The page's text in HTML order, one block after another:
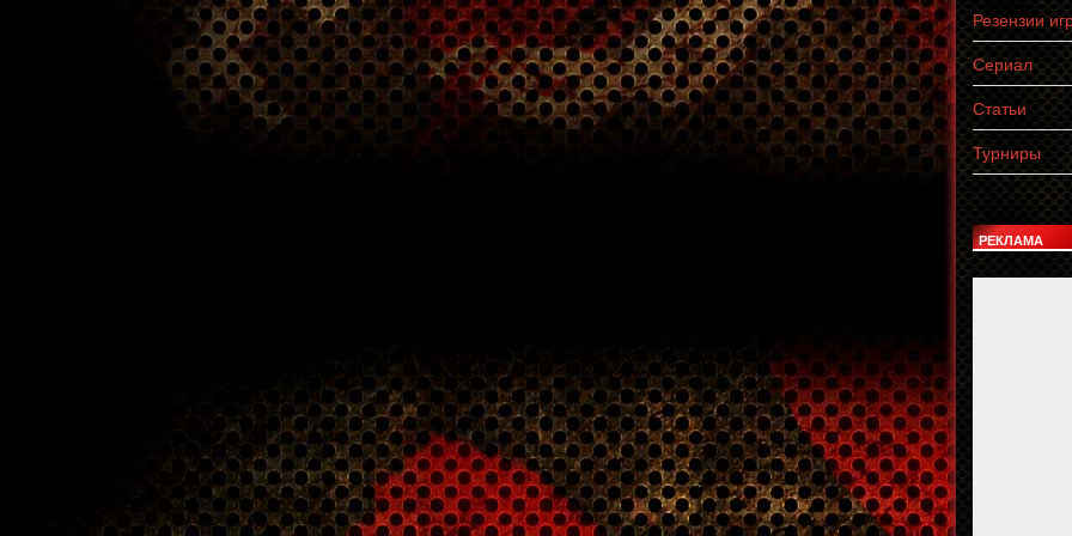
Резензии
Сериал
Статьи
Турниры
РЕКЛАМА